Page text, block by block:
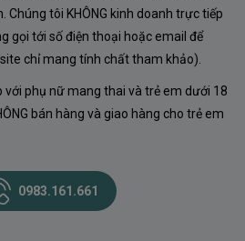
Chúng tôi KHÔNG kinh doanh trực tiếp
gọi tới số điện thoại hoặc email để
chỉ mang tính chất tham khảo).
với phụ nữ mang thai và trẻ em dưới 18
bán hàng và giao hàng cho trẻ em
0983.161.661